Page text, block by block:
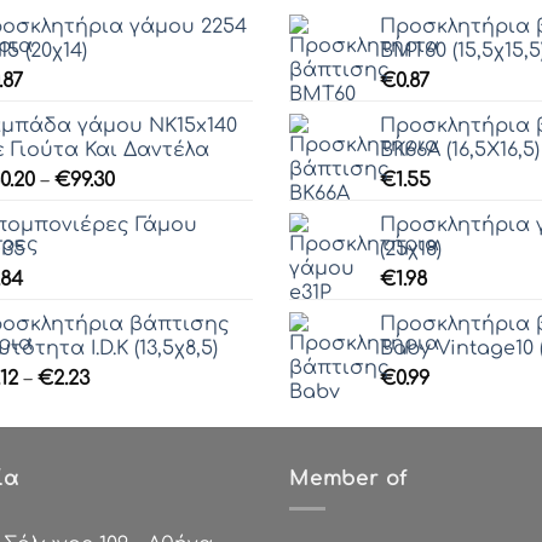
γάμου 2254
(20χ14)
γάμου ΝΚ15x140
Και Δαντέλα
– €99.30Price
€80.20
Γάμου
βάπτισης
I.D.Κ (13,5χ8,5)
– €2.23Price
€1.12
Προσκλητήρια
ΒΜΤ60
€0.87
Προσκλητήρια
ΒΚ66Α (16,5Χ16,5)
€1.55
Προσκλητήρια
(25χ18)
€1.98
Προσκλητήρια
Baby Vintage10
€0.99
Member of